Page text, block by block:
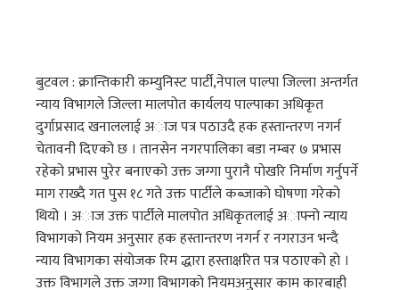
बुटवल : क्रान्तिकारी कम्युनिस्ट पार्टी,नेपाल पाल्पा जिल्ला अन्तर्गत
न्याय विभागले जिल्ला मालपोत कार्यलय पाल्पाका अधिकृत
दुर्गाप्रसाद खनाललाई अाज पत्र पठाउदै हक हस्तान्तरण नगर्न
चेतावनी दिएको छ । तानसेन नगरपालिका बडा नम्बर ७ प्रभास
रहेको प्रभास पुरेर बनाएको उक्त जग्गा पुरानै पाेखरि निर्माण गर्नुपर्ने
माग राख्दै गत पुस १८ गते उक्त पार्टीले कब्जाकाे घाेषणा गरेको
थियो । अाज उक्त पार्टीले मालपोत अधिकृतलाई अाफ्नाे न्याय
विभागको नियम अनुसार हक हस्तान्तरण नगर्न र नगराउन भन्दै
न्याय विभागका संयाेजक रिम द्धारा हस्ताक्षरित पत्र पठाएको हाे ।
उक्त विभागले उक्त जग्गा विभागकाे नियमअनुसार काम कारबाही